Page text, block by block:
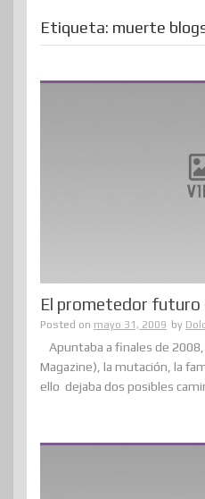
Etiqueta: muerte
El prometedor futuro
Posted on mayo 31, 2009 by
Apuntaba a finales de
Magazine), la mutación, la
ello dejaba dos posibles